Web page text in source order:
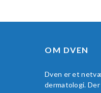
OM DVEN
Dven er et
dermatologi.